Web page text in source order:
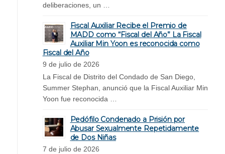
deliberaciones, un …
Fiscal Auxiliar Recibe el Premio de
MADD como “Fiscal del Año” La Fiscal
Auxiliar Min Yoon es reconocida como
Fiscal del Año
9 de julio de 2026
La Fiscal de Distrito del Condado de San Diego,
Summer Stephan, anunció que la Fiscal Auxiliar Min
Yoon fue reconocida …
Pedófilo Condenado a Prisión por
Abusar Sexualmente Repetidamente
de Dos Niñas
7 de julio de 2026